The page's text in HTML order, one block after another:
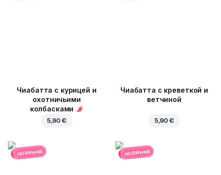
Чиабатта с курицей и
охотничьими
колбасками
5,90 €
Чиабатта с креветкой и
ветчиной
5,90 €
новинка новинка